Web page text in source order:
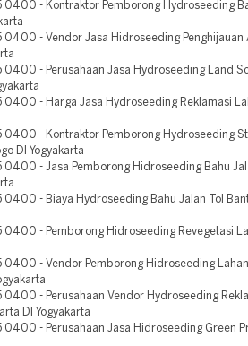
0400 - Kontraktor Pemborong Hydroseeding
0400 - Vendor Jasa Hidroseeding Penghijauan
0400 - Perusahaan Jasa Hydroseeding Land
0400 - Harga Jasa Hydroseeding Reklamasi
0400 - Kontraktor Pemborong Hydroseeding
DI Yogyakarta
0400 - Jasa Pemborong Hidroseeding Bahu
0400 - Biaya Hydroseeding Bahu Jalan Tol
0400 - Pemborong Hidroseeding Revegetasi
0400 - Vendor Pemborong Hidroseeding
0400 - Perusahaan Vendor Hydroseeding
DI Yogyakarta
0400 - Perusahaan Jasa Hidroseeding Green